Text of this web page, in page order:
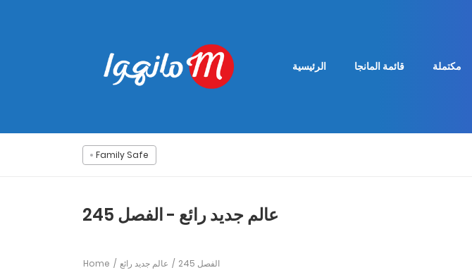
الرئيسية قائمة المانجا مكتملة
Family Safe
عالم جديد رائع - الفصل 245
Home عالم جديد رائع الفصل 245